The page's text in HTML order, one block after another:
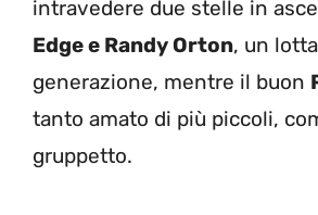
intravedere due stelle in
Edge e Randy Orton, un
generazione, mentre il buon
tanto amato di più piccoli,
gruppetto.